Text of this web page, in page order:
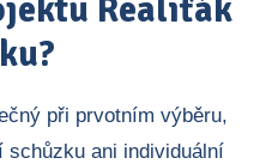
Realiťák
při prvotním výběru,
schůzku ani individuální